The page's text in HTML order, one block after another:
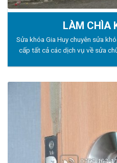
LÀM CHÌA
Sửa khóa Gia Huy chuyên sửa
cấp tất cả các dịch vụ về sửa